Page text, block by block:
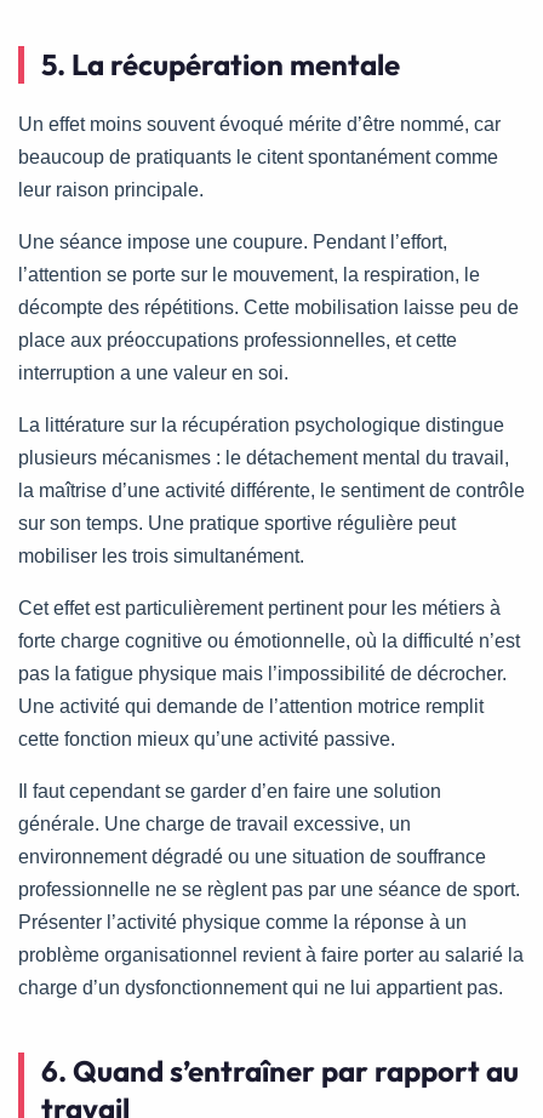
5. La récupération mentale
Un effet moins souvent évoqué mérite d’être nommé, car
beaucoup de pratiquants le citent spontanément comme
leur raison principale.
Une séance impose une coupure. Pendant l’effort,
l’attention se porte sur le mouvement, la respiration, le
décompte des répétitions. Cette mobilisation laisse peu de
place aux préoccupations professionnelles, et cette
interruption a une valeur en soi.
La littérature sur la récupération psychologique distingue
plusieurs mécanismes : le détachement mental du travail,
la maîtrise d’une activité différente, le sentiment de contrôle
sur son temps. Une pratique sportive régulière peut
mobiliser les trois simultanément.
Cet effet est particulièrement pertinent pour les métiers à
forte charge cognitive ou émotionnelle, où la difficulté n’est
pas la fatigue physique mais l’impossibilité de décrocher.
Une activité qui demande de l’attention motrice remplit
cette fonction mieux qu’une activité passive.
Il faut cependant se garder d’en faire une solution
générale. Une charge de travail excessive, un
environnement dégradé ou une situation de souffrance
professionnelle ne se règlent pas par une séance de sport.
Présenter l’activité physique comme la réponse à un
problème organisationnel revient à faire porter au salarié la
charge d’un dysfonctionnement qui ne lui appartient pas.
6. Quand s’entraîner par rapport au
travail